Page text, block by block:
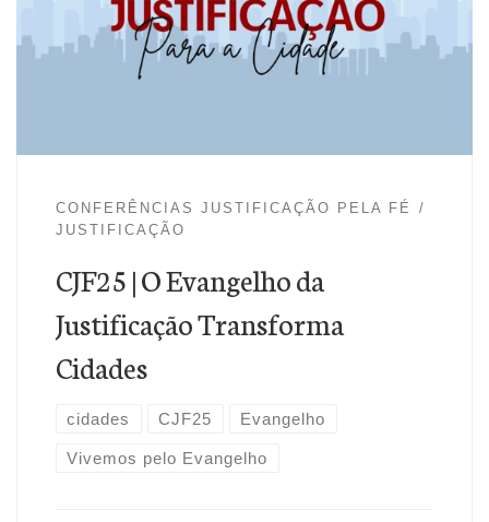
aconteceu no dia 28 de Junho de 2025, nas dependências da
Igreja Batista Refromada de Ceilândia/DF.
adminAdministrador do Justificação pela Fé.
CONFERÊNCIAS JUSTIFICAÇÃO PELA FÉ
JUSTIFICAÇÃO
CJF25 | O Evangelho da
Justificação Transforma
Cidades
cidades CJF25 Evangelho
Vivemos pelo Evangelho